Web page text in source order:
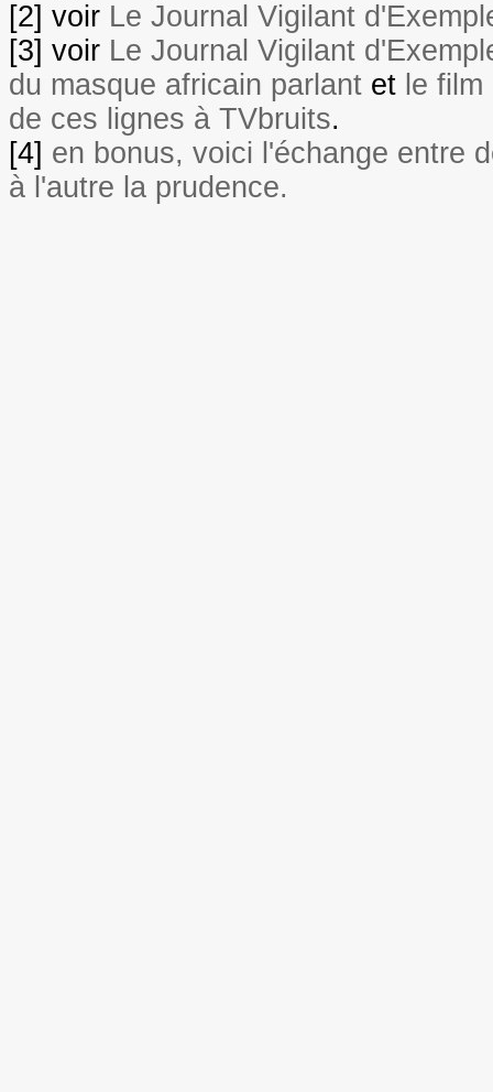
[2] voir Le Journal Vigilant
[3] voir Le Journal Vigilant
du masque africain parlant et le
de ces lignes à TVbruits.
[4] en bonus, voici l'échange entre
à l'autre la prudence.